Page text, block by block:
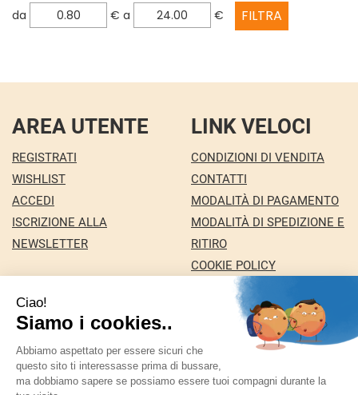
filtra
da € filtra
a €
AREA UTENTE
REGISTRATI
WISHLIST
ACCEDI
ISCRIZIONE ALLA
NEWSLETTER
LINK VELOCI
CONDIZIONI DI VENDITA
CONTATTI
MODALITÀ DI PAGAMENTO
MODALITÀ DI SPEDIZIONE E
RITIRO
COOKIE POLICY
INFORMATIVA PRIVACY
Farmacia Nuova snc dei Dottori Marco e
Giuseppina Fortini - Via Italia 72 24068 Seriate (BG)
marforti@tin.it|Tel.: 035294031| P.Iva: 03258590169 |